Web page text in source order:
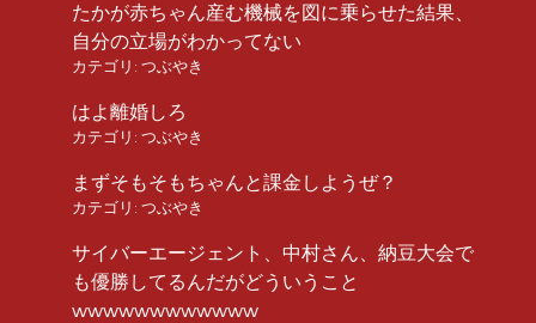
たかが赤ちゃん産む機械を図に乗らせた結果、
自分の立場がわかってない
カテゴリ: つぶやき
はよ離婚しろ
カテゴリ: つぶやき
まずそもそもちゃんと課金しようぜ？
カテゴリ: つぶやき
サイバーエージェント、中村さん、納豆大会で
も優勝してるんだがどういうこと
wwwwwwwwwwww